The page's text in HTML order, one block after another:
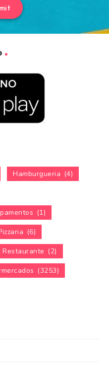
Hamburgueria (4)
(1)
(6)
Restaurante (2)
(3253)